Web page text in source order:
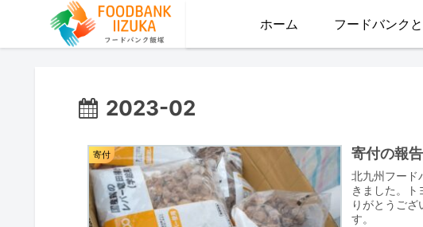
ホーム フードバンク
2023-02
寄付 寄付の報
北九州フード
きました。ト
りがとうご
す。